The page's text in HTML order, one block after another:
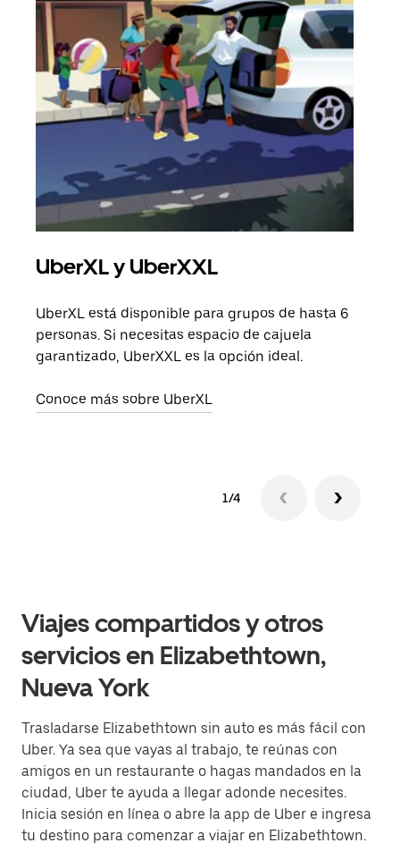
UberXL y UberXXL
UberXL está disponible para grupos de hasta 6
personas. Si necesitas espacio de cajuela
garantizado, UberXXL es la opción ideal.
Conoce más sobre UberXL
1/4
Viajes compartidos y otros
servicios en Elizabethtown,
Nueva York
Trasladarse Elizabethtown sin auto es más fácil con
Uber. Ya sea que vayas al trabajo, te reúnas con
amigos en un restaurante o hagas mandados en la
ciudad, Uber te ayuda a llegar adonde necesites.
Inicia sesión en línea o abre la app de Uber e ingresa
tu destino para comenzar a viajar en Elizabethtown.